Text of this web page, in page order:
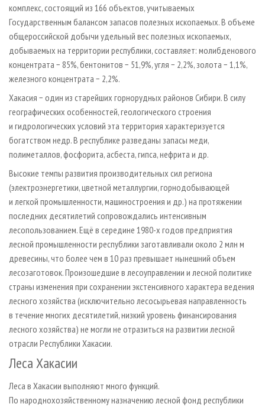
комплекс, состоящий из 166 объектов, учитываемых
Государственным балансом запасов полезных ископаемых. В объеме
общероссийской добычи удельный вес полезных ископаемых,
добываемых на территории республики, составляет: молибденового
концентрата − 85%, бентонитов − 51,9%, угля − 2,2%, золота − 1,1%,
железного концентрата − 2,2%.
Хакасия − один из старейших горнорудных районов Сибири. В силу
географических особенностей, геологического строения
и гидрологических условий эта территория характеризуется
богатством недр. В республике разведаны запасы меди,
полиметаллов, фосфорита, асбеста, гипса, нефрита и др.
Высокие темпы развития производительных сил региона
(электроэнергетики, цветной металлургии, горнодобывающей
и легкой промышленности, машиностроения и др.) на протяжении
последних десятилетий сопровождались интенсивным
лесопользованием. Ещё в середине 1980-х годов предприятия
лесной промышленности республики заготавливали около 2 млн м
древесины, что более чем в 10 раз превышает нынешний объем
лесозаготовок. Произошедшие в лесоуправлении и лесной политике
страны изменения при сохранении экстенсивного характера ведения
лесного хозяйства (исключительно лесосырьевая направленность
в течение многих десятилетий, низкий уровень финансирования
лесного хозяйства) не могли не отразиться на развитии лесной
отрасли Республики Хакасии.
Леса Хакасии
Леса в Хакасии выполняют много функций.
По народнохозяйственному назначению лесной фонд республики